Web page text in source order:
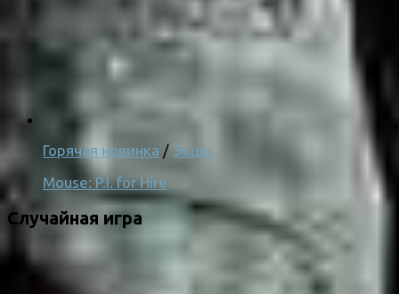
Горячая новинка / Экшн
Mouse: P.I. for Hire
Случайная игра